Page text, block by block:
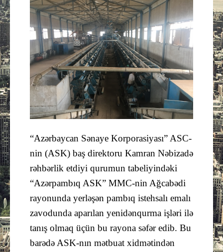
Mədəniyyət
Müsahibə
İdman
Layihə
Cəmiyyət
Əlaqə
“Azərbaycan Sənaye Korporasiyası” ASC-
nin (ASK) baş direktoru Kamran Nəbizadə
rəhbərlik etdiyi qurumun tabeliyindəki
“Azərpambıq ASK” MMC-nin Ağcabədi
rayonunda yerləşən pambıq istehsalı emalı
zavodunda aparılan yenidənqurma işləri ilə
tanış olmaq üçün bu rayona səfər edib. Bu
barədə ASK-nın mətbuat xidmətindən